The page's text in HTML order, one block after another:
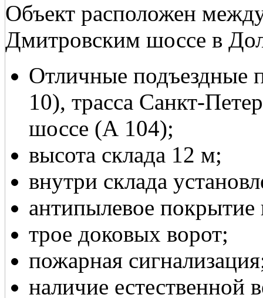
Объект расположен
Дмитровским шоссе в
Отличные подъездные
10), трасса Санкт-
шоссе (А 104);
высота склада 12 м;
внутри склада
антипылевое покрытие
трое доковых ворот;
пожарная
наличие естественной